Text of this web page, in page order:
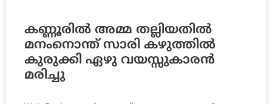
കണ്ണൂരില്‍ അമ്മ തല്ലിയതില്‍
മനംനൊന്ത് സാരി കഴുത്തില്‍
കുരുക്കി ഏഴു വയസ്സുകാരന്‍
മരിച്ചു